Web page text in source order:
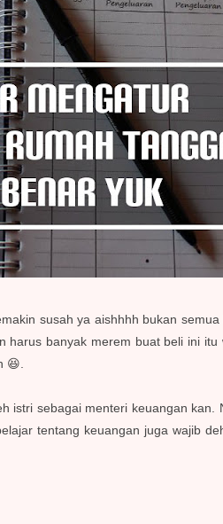
susah ya aishhhh bukan
banyak merem buat beli ini
😆.
istri sebagai menteri keuangan
tentang keuangan juga wajib